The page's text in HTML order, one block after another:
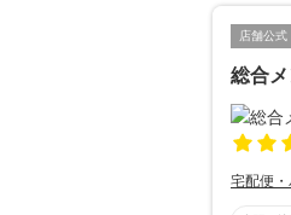
店舗公式
総合
宅配便